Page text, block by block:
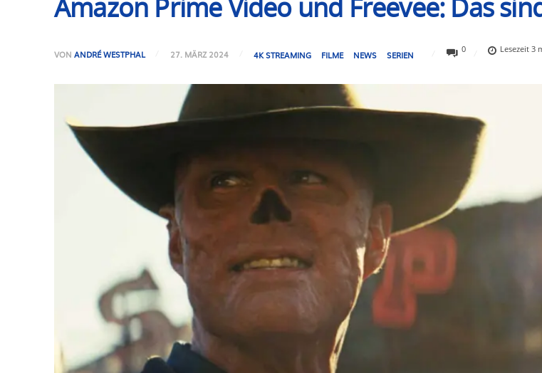
Amazon Prime Video und Freevee: Das
VON ANDRÉ WESTPHAL 27. MÄRZ 2024 4K STREAMING FILME NEWS SERIEN
0 Lesezeit3